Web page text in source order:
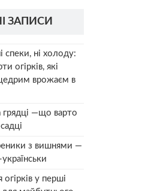
ЗАПИСИ
спеки, ні холоду:
огірків, які
врожаєм в
грядці —що варто
з вишнями —
у перші